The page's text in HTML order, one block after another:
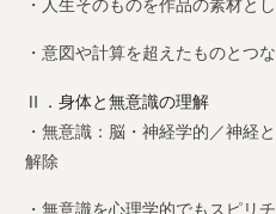
・人生そのものを作品の素材と
・意図や計算を超えたものとつ
Ⅱ．身体と無意識の理解
・無意識：脳・神経学的／神経
解除
・無意識を心理学的でもスピリ